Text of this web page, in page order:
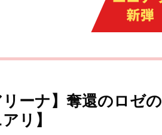
リーナ】奪還のロゼ
リ】